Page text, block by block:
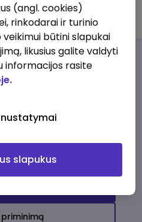
musPrivalumai
(angl. cookies)
rinkodarai ir turinio
būtini slapukai
likusius galite valdyti
informacijos rasite
slapukus